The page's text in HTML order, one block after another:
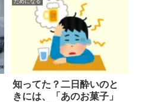
知ってた？二日酔いのと
きには、「あのお菓子」